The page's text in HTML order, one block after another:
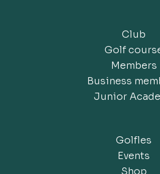
Club
Golf
Members
Business
Junior
Golfles
Events
Shop